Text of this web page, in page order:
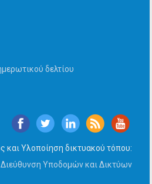
δελτίου
και Υλοποίηση δικτυακού τόπου:
Διεύθυνση Υποδομών και Δικτύων